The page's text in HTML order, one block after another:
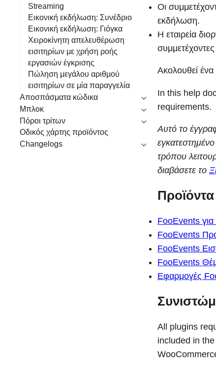
Streaming
Εικονική εκδήλωση: Συνέδριο
Εικονική εκδήλωση: Γιόγκα
Χειροκίνητη απελευθέρωση
εισιτηρίων με χρήση ροής
εργασιών έγκρισης
Πώληση μεγάλου αριθμού
εισιτηρίων σε μία παραγγελία
Αποσπάσματα κώδικα
Μπλοκ
Πόροι τρίτων
Οδικός χάρτης προϊόντος
Changelogs
Οι
εκδήλωση.
Η εταιρεία
Ακολουθεί ένα
In this help
requirements.
Αυτό το
τρόπου
διαβάσετε το
FooEvents
FooEvents
FooEvents
FooEvents
Εφαρμογές
All plugins
included in the